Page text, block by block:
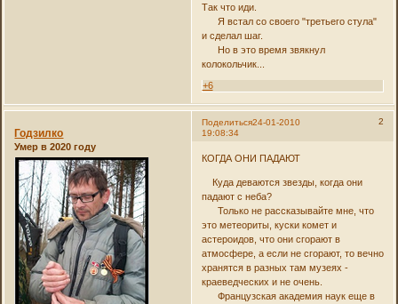
Так что иди.
Я встал со своего "третьего стула"
и сделал шаг.
Но в это время звякнул
колокольчик...
+6
Поделиться 2
24-01-2010
19:08:34
Годзилко
Умер в 2020 году
КОГДА ОНИ ПАДАЮТ
Куда деваются звезды, когда они
падают с неба?
Только не рассказывайте мне, что
это метеориты, куски комет и
астероидов, что они сгорают в
атмосфере, а если не сгорают, то вечно
хранятся в разных там музеях -
краеведческих и не очень.
Французская академия наук еще в